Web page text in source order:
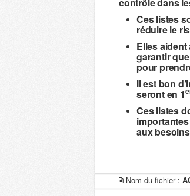
Ces listes
réduire le
Elles
garantir
pour
Il est bon
seront en 1
Ces listes
aux
Nom du fichier :